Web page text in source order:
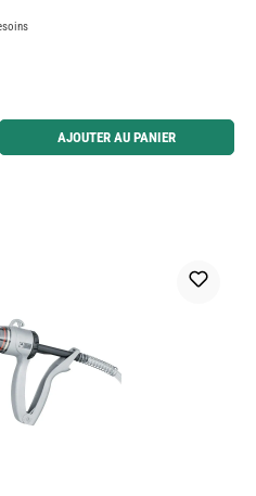
ou utilisez les boutons pour augmenter ou
AJOUTER AU PANIER